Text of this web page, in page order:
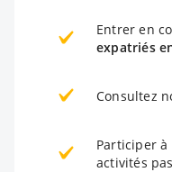
Entrer en
expatriés
Consultez
Participer à
activités